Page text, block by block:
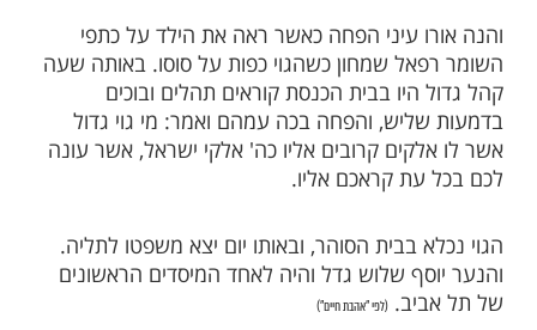
הוציא הגוי את הילד מהמרתף והכניסו לתוך
אל מחוץ לעיר בין הפרדסים. עם זריחת
את הילד מהשק בין הפרדסים, והחל לחפור
את יוסף חי. והנה עלתה שוועת היהודים
שמחון שומר הפרדסים שהיה גיבור חיל
בין הפרדסים וקול ילד בוכה. הביט
וראה את הגוי מוריד את יוסף בנו של